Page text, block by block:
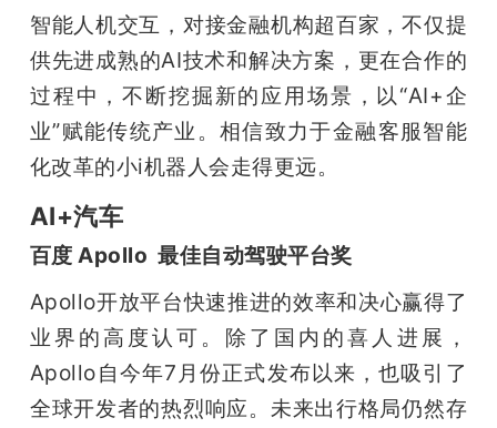
智能人机交互，对接金融机构超百家，不仅提
供先进成熟的AI技术和解决方案，更在合作的
过程中，不断挖掘新的应用场景，以“AI+企
业”赋能传统产业。相信致力于金融客服智能
化改革的小i机器人会走得更远。
AI+汽车
百度 Apollo  最佳自动驾驶平台奖
Apollo开放平台快速推进的效率和决心赢得了
业界的高度认可。除了国内的喜人进展，
Apollo自今年7月份正式发布以来，也吸引了
全球开发者的热烈响应。未来出行格局仍然存